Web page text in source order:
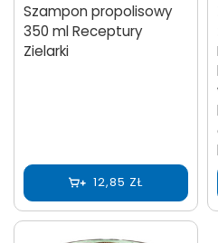
Szampon propolisowy
350 ml Receptury
Zielarki
12,85 ZŁ